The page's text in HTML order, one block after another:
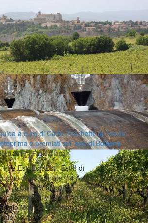
a cura di Carlo Zucchetti: la Tuscia
e premiati sul lago di Bolsena
2015|Fabio Ciarla
tre Est! Est! Est!! Est!!! di
del Cardinale ‘14 Antica Cantina
di Civitella d'Agliano Latour ‘11
di Civitella d'Agliano Poggio
Mottura Grechetto I.G.T. Lazio
‘13…